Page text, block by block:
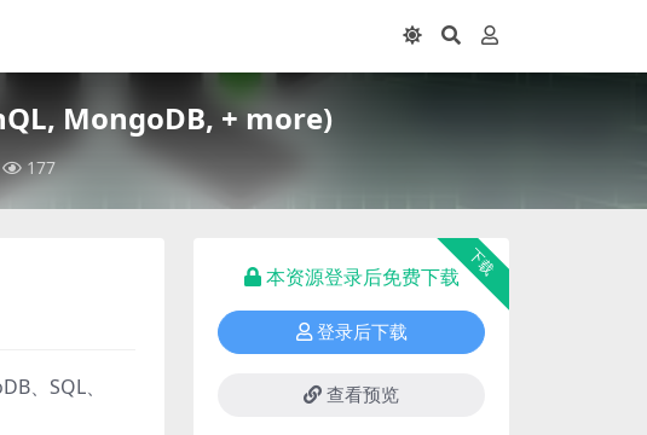
MongoDB, + more)
177
、SQL、
下载
本资源登录后免费下载
登录后下载
查看预览